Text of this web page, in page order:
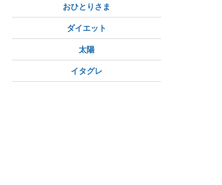
おひとりさま
ダイエット
太陽
イタグレ